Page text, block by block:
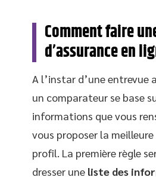
Comment faire
d’assurance en
A l’instar d’une entrevue
un comparateur se base
informations que vous
vous proposer la
profil. La première règle
dresser une liste des